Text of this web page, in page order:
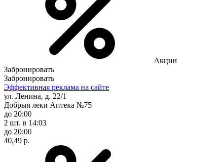
Акции
Забронировать
Забронировать
Эффективная реклама на сайте
ул. Ленина, д. 22/1
Добрыя леки Аптека №75
до 20:00
2 шт. в 14:03
до 20:00
40,49 р.